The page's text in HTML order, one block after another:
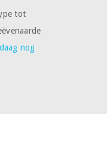
tot
nog